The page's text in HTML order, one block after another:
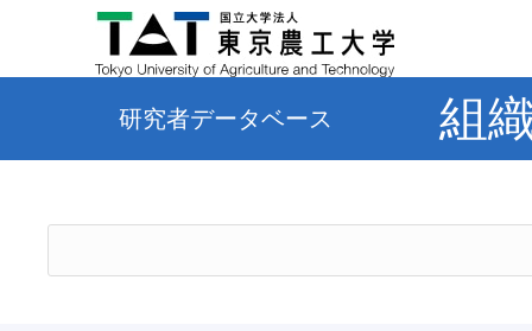
研究者データベース 組